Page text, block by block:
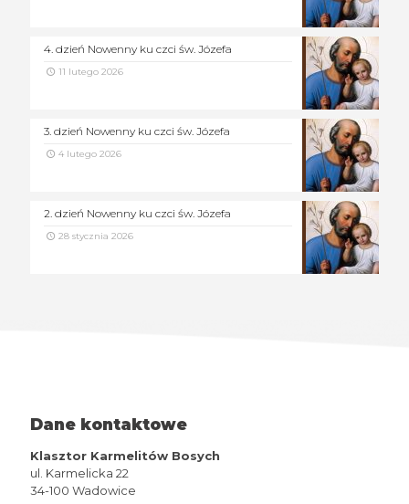
4. dzień Nowenny ku czci św. Józefa
11 lutego 2026
3. dzień Nowenny ku czci św. Józefa
4 lutego 2026
2. dzień Nowenny ku czci św. Józefa
28 stycznia 2026
Dane kontaktowe
Klasztor Karmelitów Bosych
ul. Karmelicka 22
34-100 Wadowice